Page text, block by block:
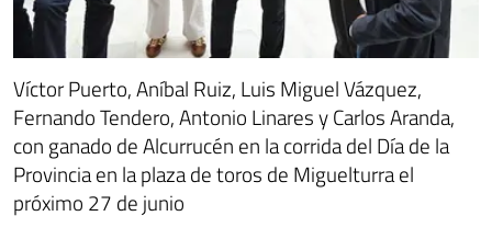
Víctor Puerto, Aníbal Ruiz, Luis Miguel Vázquez,
Fernando Tendero, Antonio Linares y Carlos Aranda,
con ganado de Alcurrucén en la corrida del Día de la
Provincia en la plaza de toros de Miguelturra el
próximo 27 de junio